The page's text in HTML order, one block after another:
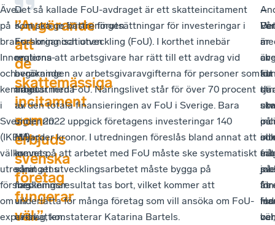
Även
på
branschorganisationen
Innovations-
och
kemiindustrierna
i
Sverige
(IKEM),
välkomnas
utredningens
förslag
om
expertskatten.
–
Kompetensförsörjningen
är
en
avgörande
fråga
för
industrin.
Många
av
våra
medlemmar
vill
växa
”Avgörande
att
de
skattemässiga
incitament
som
erbjuds
svenska
företag
fungerar
väl.”
Det så kallade FoU-avdraget är ett skatteincitament
som ska ge bättre förutsättningar för investeringar i
Forskning och utveckling (FoU). I korthet innebär
reglerna att arbetsgivare har rätt till ett avdrag vid
beräkningen av arbetsgivaravgifterna för personer som
arbetar med FoU. Näringslivet står för över 70 procent
av den totala finansieringen av FoU i Sverige. Bara
under 2022 uppgick företagens investeringar 140
miljarder kronor. I utredningen föreslås bland annat att
kravet på att arbetet med FoU måste ske systematiskt
samt att utvecklingsarbetet måste bygga på
forskningsresultat tas bort, vilket kommer att
underlätta för många företag som vill ansöka om FoU-
avdrag, konstaterar Katarina Bartels.
–
är
att
de
väl,
är
för
på
–
är
på
åt